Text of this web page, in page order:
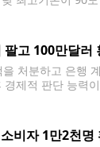
고 100만달러
처분하고 은행
제적 판단 능력
비자 1만2천명